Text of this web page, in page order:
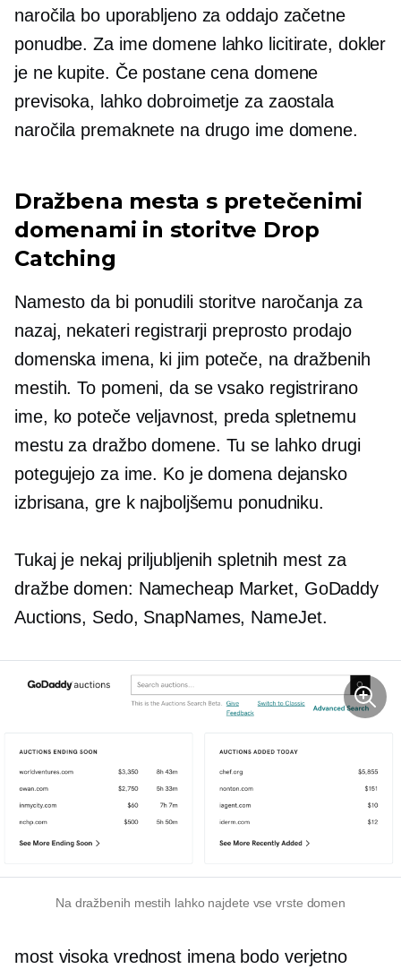
naročila bo uporabljeno za oddajo začetne
ponudbe. Za ime domene lahko licitirate, dokler
je ne kupite. Če postane cena domene
previsoka, lahko dobroimetje za zaostala
naročila premaknete na drugo ime domene.
Dražbena mesta s pretečenimi
domenami in storitve Drop
Catching
Namesto da bi ponudili storitve naročanja za
nazaj, nekateri registrarji preprosto prodajo
domenska imena, ki jim poteče, na dražbenih
mestih. To pomeni, da se vsako registrirano
ime, ko poteče veljavnost, preda spletnemu
mestu za dražbo domene. Tu se lahko drugi
potegujejo za ime. Ko je domena dejansko
izbrisana, gre k najboljšemu ponudniku.
Tukaj je nekaj priljubljenih spletnih mest za
dražbe domen: Namecheap Market, GoDaddy
Auctions, Sedo, SnapNames, NameJet.
Na dražbenih mestih lahko najdete vse vrste domen
most visoka vrednost imena bodo verjetno